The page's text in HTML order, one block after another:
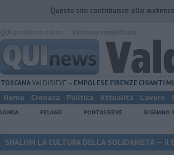
Questo sito contribuisce alla
TOSCANAVALDISIEVE EMPOLESE FIRENZE CHIANTI
Home Cronaca Politica Attualità Lavoro
LONDA PELAGO PONTASSIEVE RIGNANO
SHALOM LA CULTURA DELLA SOLIDARIETÀ